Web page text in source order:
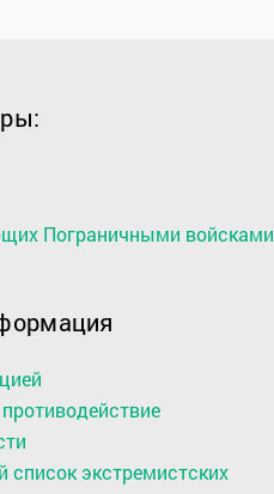
Пограничными войсками
список экстремистских